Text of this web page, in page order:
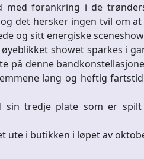
forankring i de
det hersker ingen tvil om
og sitt energiske sceneshow
showet sparkes i
på denne
lang og heftig
tredje plate som er
ute i butikken i løpet av